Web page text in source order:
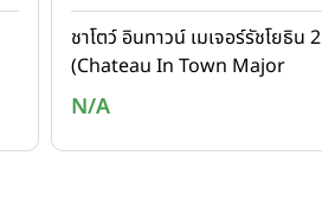
ชาโตว์ อินทาวน์ เมเจอร์รัชโยธิน 2
(Chateau In Town Major
Ratchayothin 2)
N/A